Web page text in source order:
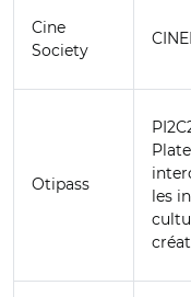
Cine
Society
Otipass
les